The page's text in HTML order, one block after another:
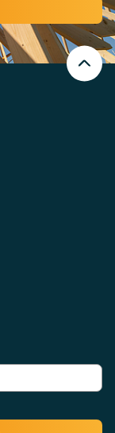
Nach
oben
Scrollen